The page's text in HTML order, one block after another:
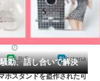
・育児
動、話し合いで解決
LINE hatena
スタンドを盗作された可